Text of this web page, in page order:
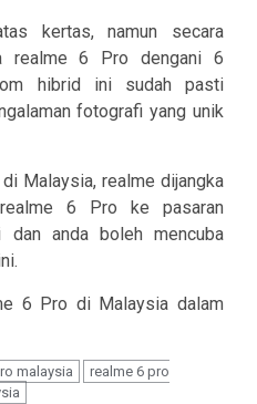
kertas, namun secara
realme 6 Pro dengani 6
hibrid ini sudah pasti
fotografi yang unik
Malaysia, realme dijangka
6 Pro ke pasaran
anda boleh mencuba
6 Pro di Malaysia dalam
malaysia
realme 6 pro